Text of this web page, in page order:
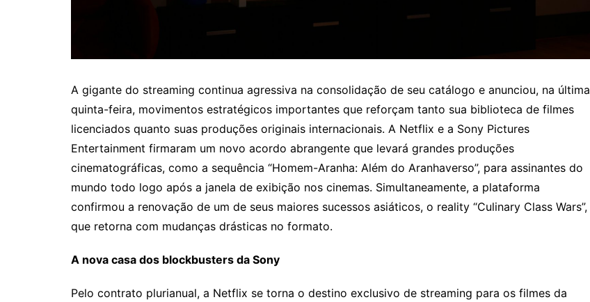
A gigante do streaming continua agressiva na consolidação de seu catálogo e anunciou, na última
quinta-feira, movimentos estratégicos importantes que reforçam tanto sua biblioteca de filmes
licenciados quanto suas produções originais internacionais. A Netflix e a Sony Pictures
Entertainment firmaram um novo acordo abrangente que levará grandes produções
cinematográficas, como a sequência “Homem-Aranha: Além do Aranhaverso”, para assinantes do
mundo todo logo após a janela de exibição nos cinemas. Simultaneamente, a plataforma
confirmou a renovação de um de seus maiores sucessos asiáticos, o reality “Culinary Class Wars”,
que retorna com mudanças drásticas no formato.
A nova casa dos blockbusters da Sony
Pelo contrato plurianual, a Netflix se torna o destino exclusivo de streaming para os filmes da